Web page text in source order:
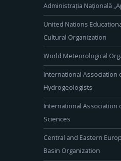
Administrația Națională
United Nations
Cultural Organization
World Meteorological
International Association
Hydrogeologists
International Association
Sciences
Central and Eastern
Basin Organization